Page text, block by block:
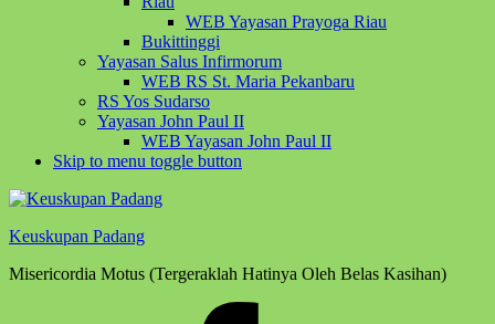
WEB Yayasan Prayoga Riau
Bukittinggi
Yayasan Salus Infirmorum
WEB RS St. Maria Pekanbaru
RS Yos Sudarso
Yayasan John Paul II
WEB Yayasan John Paul II
Skip to menu toggle button
Keuskupan Padang
Misericordia Motus (Tergeraklah Hatinya Oleh Belas Kasihan)